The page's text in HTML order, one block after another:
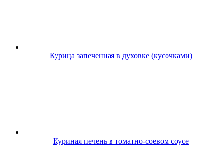
Курица запеченная в духовке (кусочками)
Куриная печень в томатно-соевом соусе